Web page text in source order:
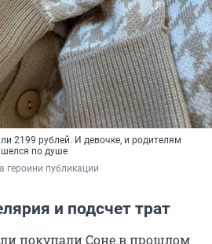
2199 рублей. И девочке, и родителям
по душе
героини публикации
и подсчет трат
покупали Соне в прошлом